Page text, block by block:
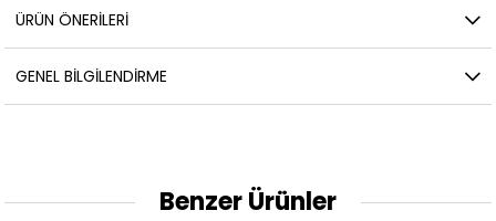
ÜRÜN ÖNERILERI
GENEL BILGILENDIRME
Benzer Ürünler